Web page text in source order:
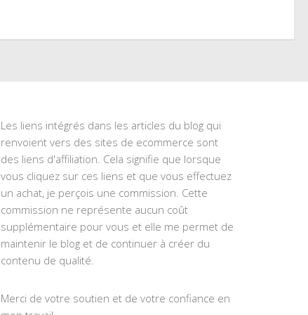
Les liens intégrés dans les articles du blog qui
renvoient vers des sites de ecommerce sont
des liens d'affiliation. Cela signifie que lorsque
vous cliquez sur ces liens et que vous effectuez
un achat, je perçois une commission. Cette
commission ne représente aucun coût
supplémentaire pour vous et elle me permet de
maintenir le blog et de continuer à créer du
contenu de qualité.
Merci de votre soutien et de votre confiance en